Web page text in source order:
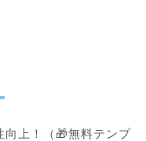
向上！（🎁無料テンプ